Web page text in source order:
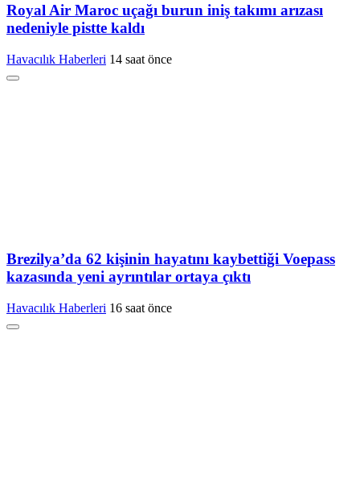
Royal Air Maroc uçağı burun iniş takımı arızası
nedeniyle pistte kaldı
Havacılık Haberleri 14 saat önce
Brezilya’da 62 kişinin hayatını kaybettiği Voepass
kazasında yeni ayrıntılar ortaya çıktı
Havacılık Haberleri 16 saat önce